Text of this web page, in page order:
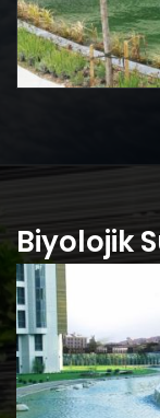
Biyolojik